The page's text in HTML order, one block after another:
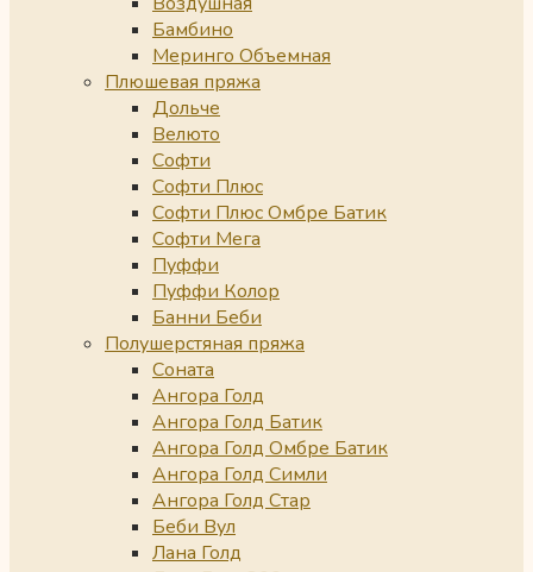
Бамбино
Меринго Объемная
Плюшевая пряжа
Дольче
Велюто
Софти
Софти Плюс
Софти Плюс Омбре Батик
Софти Мега
Пуффи
Пуффи Колор
Банни Беби
Полушерстяная пряжа
Соната
Ангора Голд
Ангора Голд Батик
Ангора Голд Омбре Батик
Ангора Голд Симли
Ангора Голд Стар
Беби Вул
Лана Голд